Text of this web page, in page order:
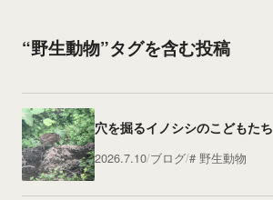
“野生動物”タグを含む投稿
穴を掘るイノシシのこどもたち
2026.7.10 ブログ 野生動物